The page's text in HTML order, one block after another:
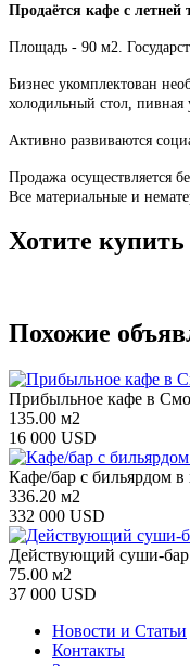
Продаётся кафе с
Площадь - 90 м2.
Бизнес укомплектован
холодильный стол, пивная
Активно развиваются
Продажа осуществляется
Все материальные и
Хотите купить
Похожие
Прибыльное кафе в
135.00 м2
16 000 USD
Кафе/бар с бильярдом
336.20 м2
332 000 USD
Действующий суши-бар
75.00 м2
37 000 USD
Новости и Статьи
Контакты